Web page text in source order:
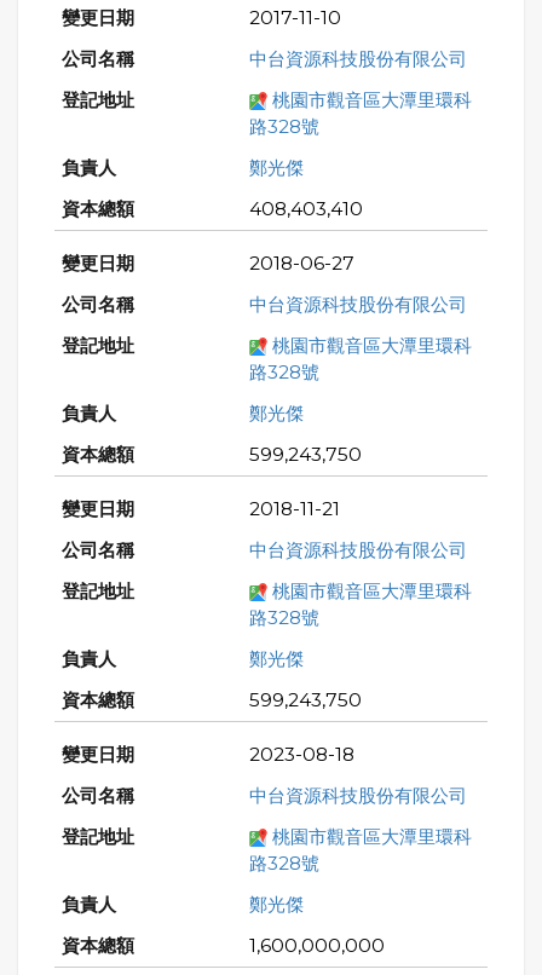
2017-11-10
中台資源科技股份有限公司
桃園市觀音區大潭里環科
路328號
鄭光傑
408,403,410
2018-06-27
中台資源科技股份有限公司
桃園市觀音區大潭里環科
路328號
鄭光傑
599,243,750
2018-11-21
中台資源科技股份有限公司
桃園市觀音區大潭里環科
路328號
鄭光傑
599,243,750
2023-08-18
中台資源科技股份有限公司
桃園市觀音區大潭里環科
路328號
鄭光傑
1,600,000,000